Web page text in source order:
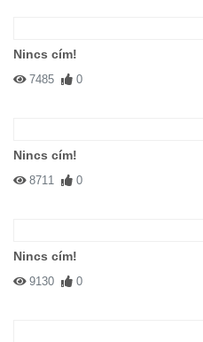
Nincs cím!
7485 0
Nincs cím!
8711 0
Nincs cím!
9130 0